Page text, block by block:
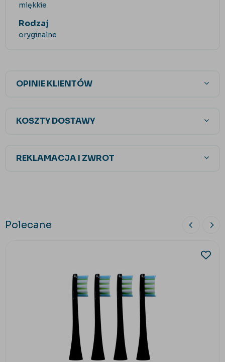
miękkie
Rodzaj
oryginalne
OPINIE KLIENTÓW
KOSZTY DOSTAWY
REKLAMACJA I ZWROT
Polecane